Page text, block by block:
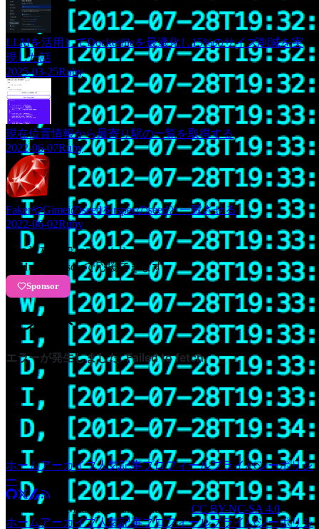
LLMを活用してDockerfileを最適化し15%のサイズ削減を実
現した話
2025-03-25Ruby
現在位置情報から最寄り駅の一覧を取得する
2022-06-07Ruby
FakerやGimeiのseedをrspecのseedと一致させる
2022-06-02Ruby
この記事が役に立ったら
GitHub Sponsorsで応援できます
Sponsor
コメント
ホームアーカイブ人気記事プロフィールプライバシーポリシ
ー
2026Yuki Matsukura. Licensed under CC BY-NC-SA 4.0.
ホームアーカイブ人気記事プロフィールプライバシーポリシ